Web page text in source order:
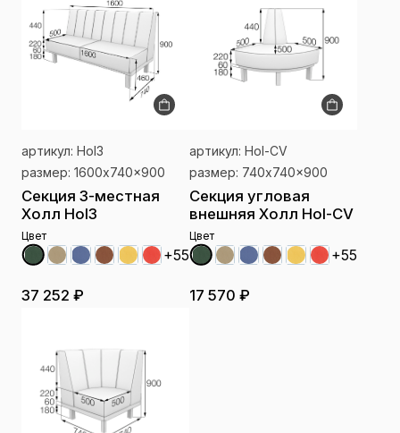
артикул: Hol3
размер: 1600x740x900
Секция 3-местная
Холл Hol3
Цвет
+55
37 252 ₽
артикул: Hol-CV
размер: 740x740x900
Секция угловая
внешняя Холл Hol-CV
Цвет
+55
17 570 ₽